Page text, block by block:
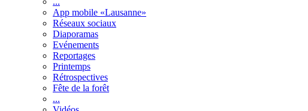
App mobile «Lausanne»
Réseaux sociaux
Diaporamas
Evénements
Reportages
Printemps
Rétrospectives
Fête de la forêt
...